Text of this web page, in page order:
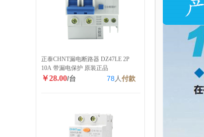
正泰CHNT漏电断路器 DZ47LE 2P
10A 带漏电保护 原装正品
￥28.00/台 78 人付款